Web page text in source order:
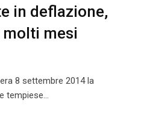
in deflazione,
mesi
8 settembre 2014 la
tempiese…